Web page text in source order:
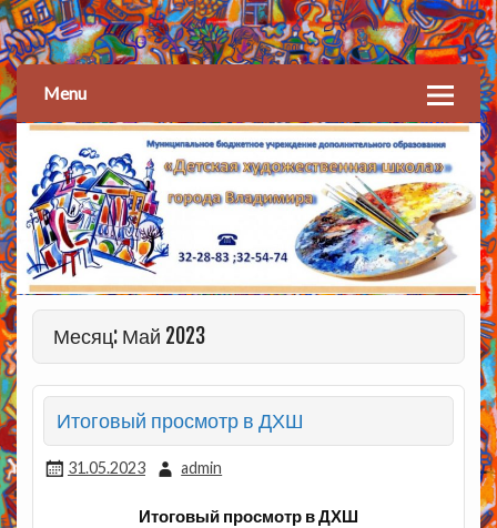
Детская художественная
школа
Menu
Месяц: Май 2023
Итоговый просмотр в ДХШ
31.05.2023 admin
Итоговый просмотр в ДХШ